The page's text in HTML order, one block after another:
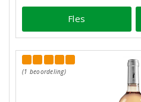
Fles
(1 beoordeling)